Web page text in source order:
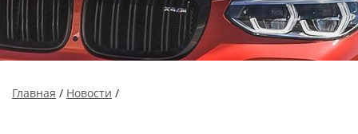
Главная / Новости /